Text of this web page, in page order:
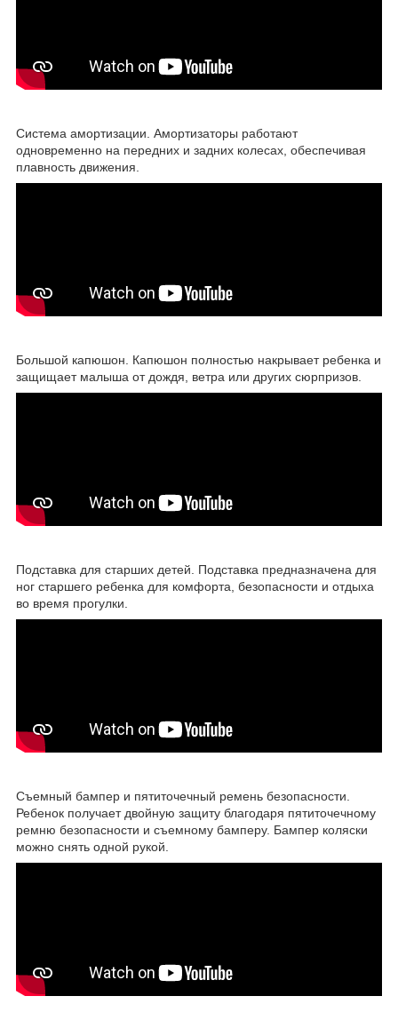
Система амортизации. Амортизаторы работают
одновременно на передних и задних колесах, обеспечивая
плавность движения.
Большой капюшон. Капюшон полностью накрывает ребенка и
защищает малыша от дождя, ветра или других сюрпризов.
Подставка для старших детей. Подставка предназначена для
ног старшего ребенка для комфорта, безопасности и отдыха
во время прогулки.
Съемный бампер и пятиточечный ремень безопасности.
Ребенок получает двойную защиту благодаря пятиточечному
ремню безопасности и съемному бамперу. Бампер коляски
можно снять одной рукой.